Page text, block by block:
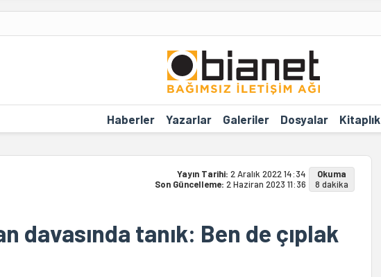
Haberler Yazarlar Galeriler Dosyalar Kitaplık
Yayın Tarihi: 2 Aralık 2022 14:34
Son Güncelleme: 2 Haziran 2023 11:36
Okuma
8 dakika
davasında tanık: Ben de çıplak